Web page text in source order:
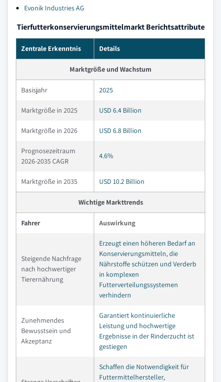
Evonik Industries AG
Tierfutterkonservierungsmittelmarkt Berichtsattribute
Zentrale Erkenntnis Details
Marktgröße und Wachstum
Basisjahr 2025
Marktgröße in 2025 USD 6.4 Billion
Marktgröße in 2026 USD 6.8 Billion
Prognosezeitraum
2026-2035 CAGR
4.6%
Marktgröße in 2035 USD 10.2 Billion
Wichtige Markttrends
Fahrer Auswirkung
Steigende Nachfrage
nach hochwertiger
Tierernährung
Erzeugt einen höheren Bedarf an
Konservierungsmitteln, die
Nährstoffe schützen und Verderb
in komplexen
Futterverteilungssystemen
verhindern
Zunehmendes
Bewusstsein und
Akzeptanz
Garantiert kontinuierliche
Leistung und hochwertige
Ergebnisse in der Rinderzucht ist
gestiegen
Schaffen die Notwendigkeit für
Futtermittelhersteller,